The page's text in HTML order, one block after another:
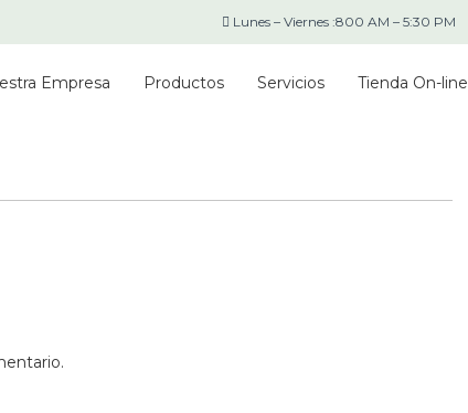
Lunes – Viernes :800 AM – 5:30 PM
Empresa Productos Servicios Tienda On-line